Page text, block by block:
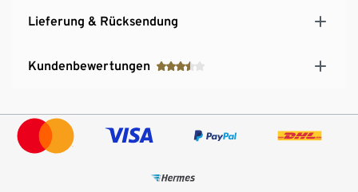
Lieferung & Rücksendung
Kundenbewertungen